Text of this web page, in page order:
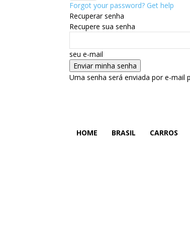
Forgot your password? Get help
Recuperar senha
Recupere sua senha
seu e-mail
Uma senha será enviada por e-mail
HOME
BRASIL CARROS